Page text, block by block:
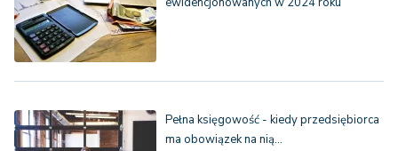
Pełna księgowość - kiedy przedsiębiorca
ma obowiązek na nią…